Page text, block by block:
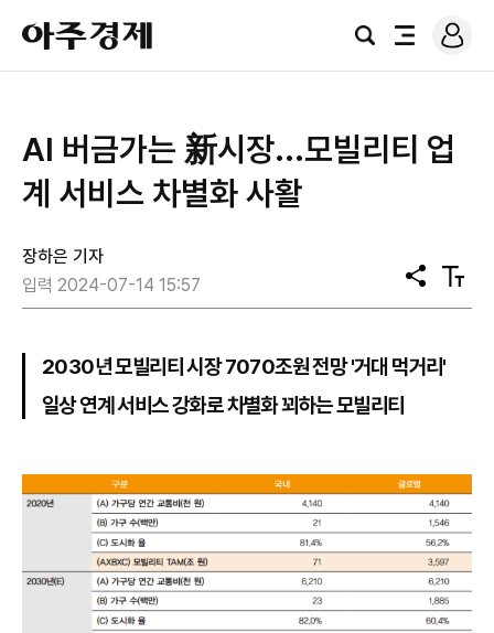
아
주
경
검
전
로
그
AI 버금가는 新시장...모빌리티 업
계 서비스 차별화 사활
장하은 기자
입력 2024-07-14 15:57
공
유
텍
스
2030년 모빌리티 시장 7070조원 전망 '거대 먹거리'
일상 연계 서비스 강화로 차별화 꾀하는 모빌리티